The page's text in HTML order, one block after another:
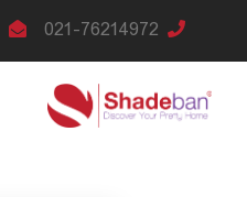
021-76214972